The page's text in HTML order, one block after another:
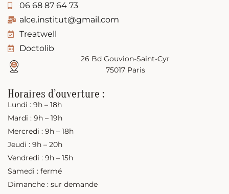
06 68 87 64 73
alce.institut@gmail.com
Treatwell
Doctolib
26 Bd Gouvion-Saint-Cyr
75017 Paris
Horaires d’ouverture :
Lundi : 9h – 18h
Mardi : 9h – 19h
Mercredi : 9h – 18h
Jeudi : 9h – 20h
Vendredi : 9h – 15h
Samedi : fermé
Dimanche : sur demande